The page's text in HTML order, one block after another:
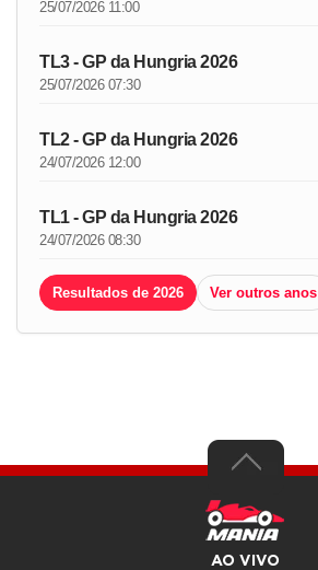
25/07/2026 11:00
TL3 - GP da Hungria 2026
25/07/2026 07:30
TL2 - GP da Hungria 2026
24/07/2026 12:00
TL1 - GP da Hungria 2026
24/07/2026 08:30
Resultados de 2026 Ver outros anos
AO VIVO